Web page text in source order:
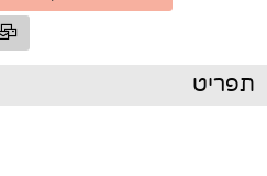
תפריט